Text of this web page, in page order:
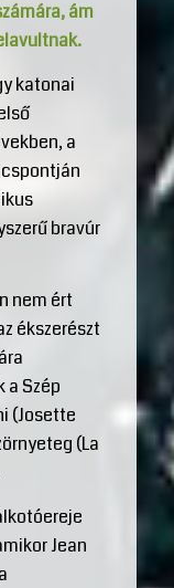
ám
katonai
a
bravúr
nem ért
ékszerészt
Szép
(Josette
(La
Jean